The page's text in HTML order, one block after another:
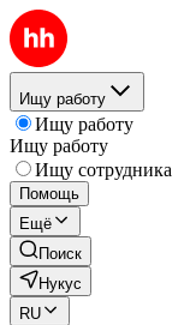
Ищу работу
Ищу работу
Ищу работу
Ищу сотрудника
Помощь
Ещё
Поиск
Нукус
RU